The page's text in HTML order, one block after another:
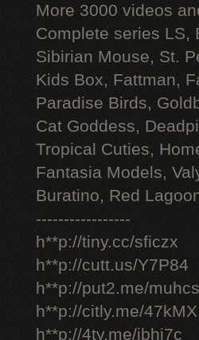
More 3000 videos
Complete series LS,
Sibirian Mouse, St.
Kids Box, Fattman,
Paradise Birds,
Cat Goddess,
Tropical Cuties,
Fantasia Models,
Buratino, Red
-----------------
h**p://tiny.cc/sficzx
h**p://cutt.us/Y7P84
h**p://put2.me/
h**p://citly.me/47kMX
h**p://4ty.me/ibhi7c